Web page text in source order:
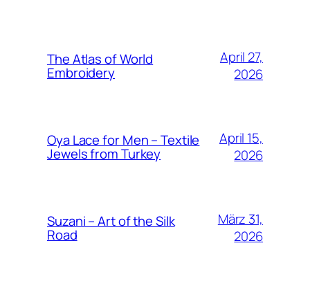
The Atlas of World
Embroidery
April 27,
2026
Oya Lace for Men – Textile
Jewels from Turkey
April 15,
2026
Suzani – Art of the Silk
Road
März 31,
2026